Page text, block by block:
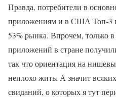
Правда, потребители в
приложениям и в США Топ-3
53% рынка. Впрочем, только в
приложений в стране
так что ориентация на
неплохо жить. А значит
свиданий, о которых я тут